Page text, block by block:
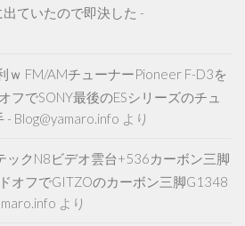
ていたので即決した -
ｗ FM/AMチューナーPioneer F-D3を
フでSONY最後のESシリーズのチュ
- Blog@yamaro.info より
クN8ビデオ雲台+536カーボン三脚
オフでGITZOのカーボン三脚G1348
より